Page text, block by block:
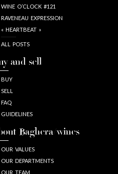
WINE O’CLOCK #121
RAVENEAU EXPRESSION
« HEARTBEAT »
ALL POSTS
and sell
BUY
SELL
FAQ
GUIDELINES
Baghera/wines
OUR VALUES
OUR DEPARTMENTS
OUR TEAM